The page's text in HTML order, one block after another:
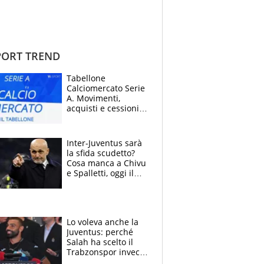
TREND
Tabellone
Calciomercato Serie
A. Movimenti,
acquisti e cessioni:
Inter-Juventus sarà
la sfida scudetto?
Cosa manca a Chivu
e Spalletti, oggi il
Lo voleva anche la
Juventus: perché
Salah ha scelto il
Trabzonspor invece